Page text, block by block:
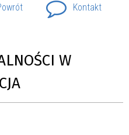
Kontakt
W